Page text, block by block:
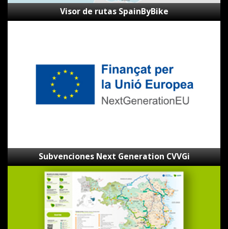
Visor de rutas SpainByBike
Subvenciones Next Generation CVVGi